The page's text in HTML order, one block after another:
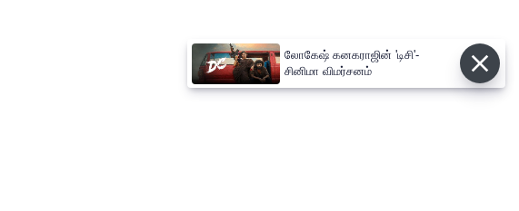
லோகேஷ் கனகராஜின் 'டிசி'-
சினிமா விமர்சனம்